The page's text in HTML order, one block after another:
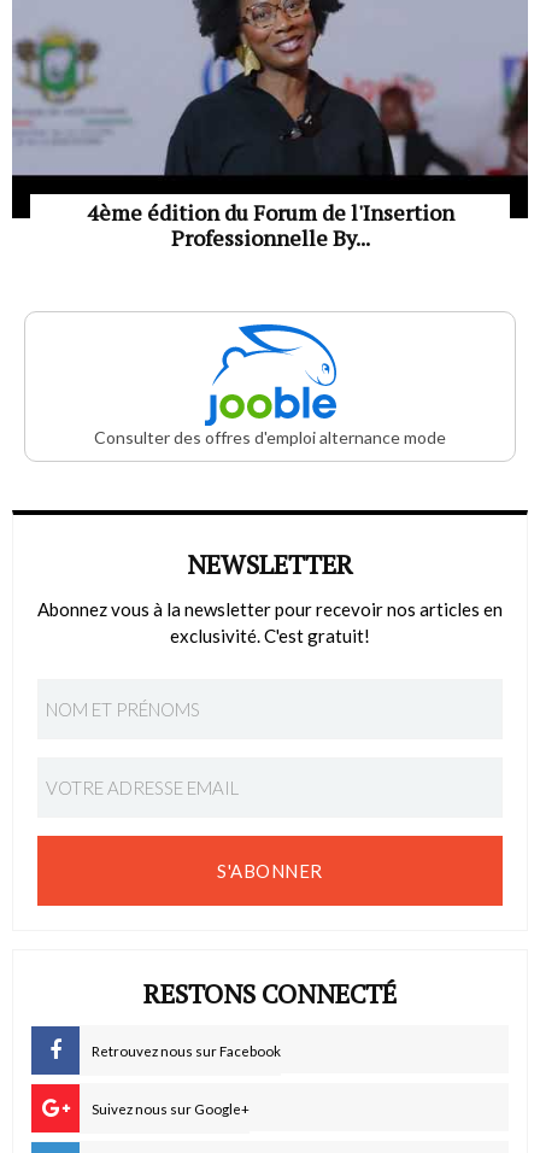
4ème édition du Forum de l'Insertion
Professionnelle By...
Consulter des offres d'emploi alternance mode
NEWSLETTER
Abonnez vous à la newsletter pour recevoir nos articles en
exclusivité. C'est gratuit!
S'ABONNER
RESTONS CONNECTÉ
Retrouvez nous sur Facebook
Suivez nous sur Google+